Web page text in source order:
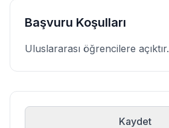
Başvuru Koşulları
Uluslararası öğrencilere açıktır.
Kaydet